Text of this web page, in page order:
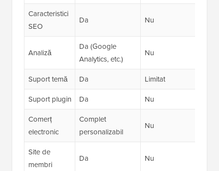
Caracteristici
SEO
Da Nu
Analiză
Da (Google
Analytics, etc.)
Nu
Suport temă Da Limitat
Suport plugin
Da Nu
Comerț
electronic
Complet
personalizabil
Nu
Site de
membri
Da Nu